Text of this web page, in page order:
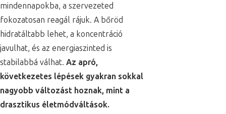
mindennapokba, a szervezeted
fokozatosan reagál rájuk. A bőröd
hidratáltabb lehet, a koncentráció
javulhat, és az energiaszinted is
stabilabbá válhat. Az apró,
következetes lépések gyakran sokkal
nagyobb változást hoznak, mint a
drasztikus életmódváltások.